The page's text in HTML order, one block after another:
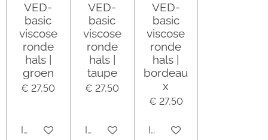
VED-
basic
viscose
ronde
hals |
groen
€ 27,50
In winkelwagen
VED-
basic
viscose
ronde
hals |
taupe
€ 27,50
In winkelwagen
VED-
basic
viscose
ronde
hals |
bordeau
x
€ 27,50
In winkelwagen